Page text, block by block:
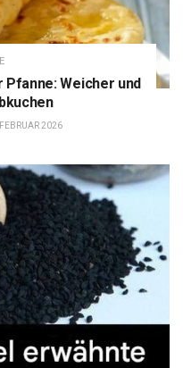
Weicher und
2026